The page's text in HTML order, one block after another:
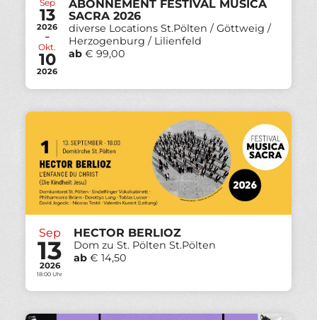
Sep
13
2026
-
Okt.
10
2026
ABONNEMENT FESTIVAL MUSICA
SACRA 2026
diverse Locations St.Pölten / Göttweig /
Herzogenburg / Lilienfeld
ab € 99,00
Sep
13
2026
18:00 Uhr
HECTOR BERLIOZ
Dom zu St. Pölten St.Pölten
ab € 14,50